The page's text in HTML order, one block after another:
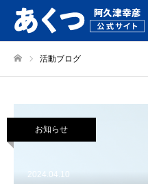
活動ブログ
お知らせ
2024.04.10